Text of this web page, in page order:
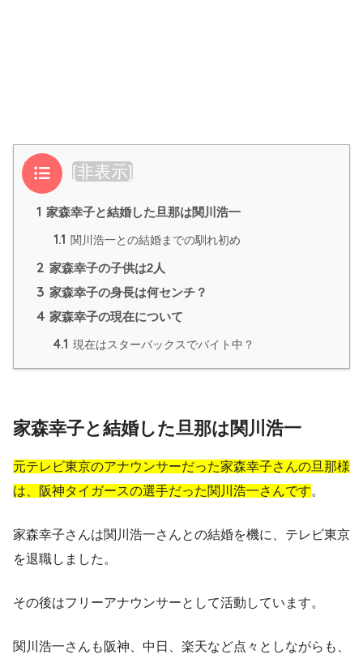
目次 [非表示]
1 家森幸子と結婚した旦那は関川浩一
1.1 関川浩一との結婚までの馴れ初め
2 家森幸子の子供は2人
3 家森幸子の身長は何センチ？
4 家森幸子の現在について
4.1 現在はスターバックスでバイト中？
家森幸子と結婚した旦那は関川浩一
元テレビ東京のアナウンサーだった家森幸子さんの旦那様
は、阪神タイガースの選手だった関川浩一さんです。
家森幸子さんは関川浩一さんとの結婚を機に、テレビ東京
を退職しました。
その後はフリーアナウンサーとして活動しています。
関川浩一さんも阪神、中日、楽天など点々としながらも、